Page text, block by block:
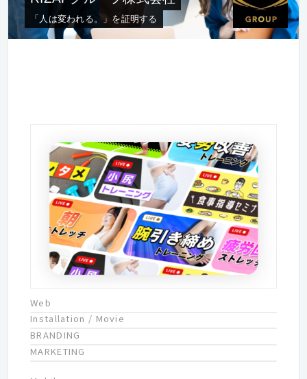
「人は変われる。」を証明する
Web
Installation / Movie
BRANDING
MARKETING